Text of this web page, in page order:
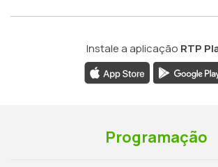
Instale a aplicação RTP
Programação